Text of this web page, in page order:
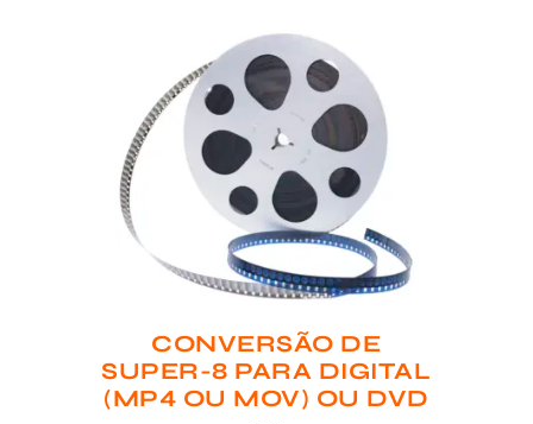
CONVERSÃO DE
SUPER-8 PARA DIGITAL
(MP4 OU MOV) OU DVD